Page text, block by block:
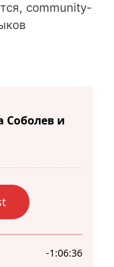
community-